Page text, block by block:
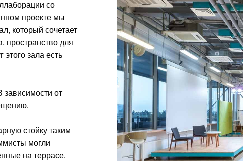
со
проекте мы
который сочетает
пространство для
этого зала есть
от
стойку таким
могли
на террасе.